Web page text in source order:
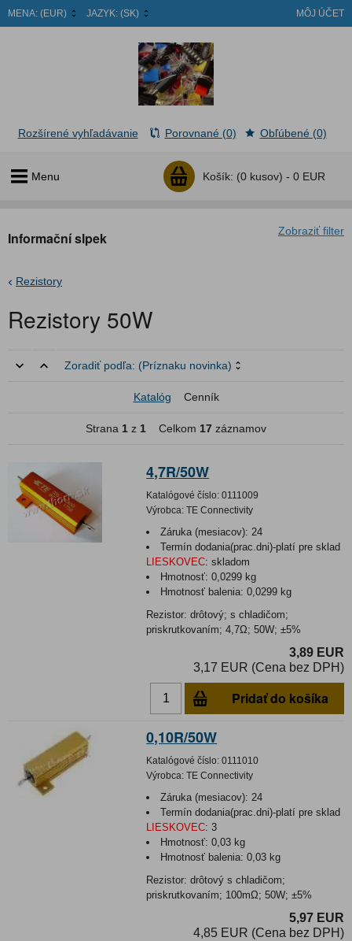
MENA: (EUR) JAZYK: (SK) MÔJ ÚČET
Menu Košík: (0 kusov) - 0 EUR
Rozšírené vyhľadávanie Porovnané (0) Obľúbené (0)
Zobraziť filter
Informační slpek
Rezistory
Rezistory 50W
Zoradiť podľa: (Príznaku novinka)
Katalóg Cenník
Strana 1 z 1 Celkom 17 záznamov
4,7R/50W
Katalógové číslo: 0111009
Výrobca: TE Connectivity
Záruka (mesiacov): 24
Termín dodania(prac.dni)-platí pre sklad
LIESKOVEC: skladom
Hmotnosť:0,0299 kg
Hmotnosť balenia:0,0299 kg
Rezistor: drôtový; s chladičom;
priskrutkovaním; 4,7Ω; 50W; ±5%
3,89 EUR
3,17 EUR (Cena bez DPH)
Pridať do košíka
0,10R/50W
Katalógové číslo: 0111010
Výrobca: TE Connectivity
Záruka (mesiacov): 24
Termín dodania(prac.dni)-platí pre sklad
LIESKOVEC: 3
Hmotnosť:0,03 kg
Hmotnosť balenia:0,03 kg
Rezistor: drôtový s chladičom;
priskrutkovaním; 100mΩ; 50W; ±5%
5,97 EUR
4,85 EUR (Cena bez DPH)